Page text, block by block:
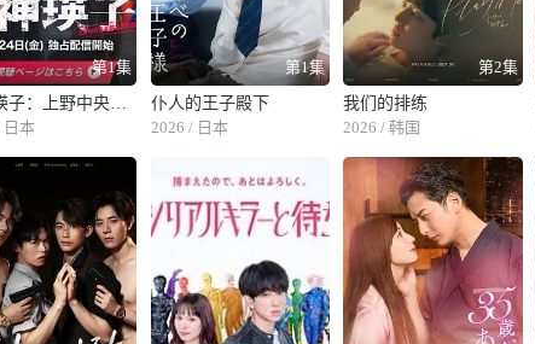
第1集
八神瑛子：上野中央署组织犯罪对策课
日本
第1集
仆人的王子殿下
2026 / 日本
第2集
我们的排练
2026 / 韩国